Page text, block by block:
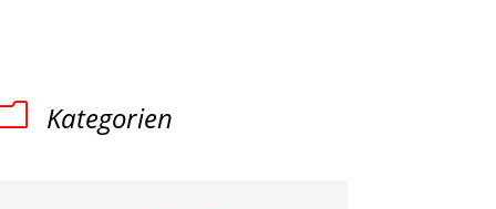
Kategorien